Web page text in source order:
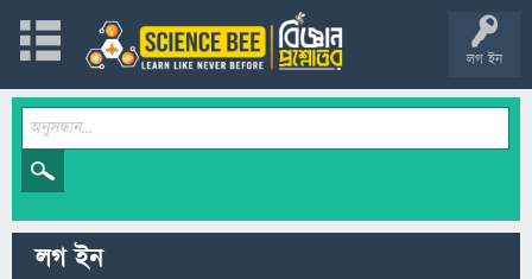
লগ ইন
লগ ইন